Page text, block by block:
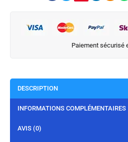
Paiement sécurisé
DESCRIPTION
INFORMATIONS COMPLÉMENTAIRES
AVIS (0)